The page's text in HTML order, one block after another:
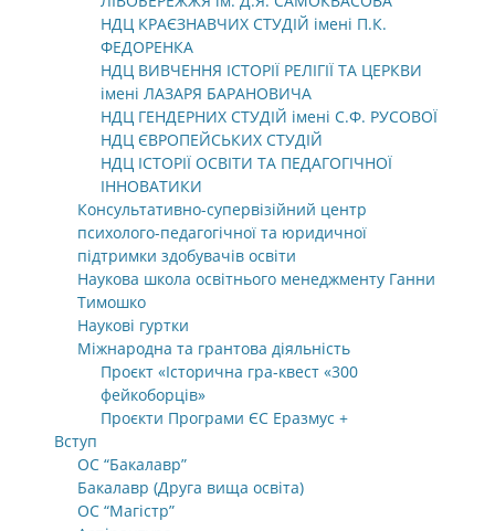
НДЦ КРАЄЗНАВЧИХ СТУДІЙ імені П.К.
ФЕДОРЕНКА
НДЦ ВИВЧЕННЯ ІСТОРІЇ РЕЛІГІЇ ТА ЦЕРКВИ
імені ЛАЗАРЯ БАРАНОВИЧА
НДЦ ГЕНДЕРНИХ СТУДІЙ імені С.Ф. РУСОВОЇ
НДЦ ЄВРОПЕЙСЬКИХ СТУДІЙ
НДЦ ІСТОРІЇ ОСВІТИ ТА ПЕДАГОГІЧНОЇ
ІННОВАТИКИ
Консультативно-супервізійний центр
психолого-педагогічної та юридичної
підтримки здобувачів освіти
Наукова школа освітнього менеджменту Ганни
Тимошко
Наукові гуртки
Міжнародна та грантова діяльність
Проєкт «Історична гра-квест «300
фейкоборців»
Проєкти Програми ЄС Еразмус +
Вступ
ОС “Бакалавр”
Бакалавр (Друга вища освіта)
ОС “Магістр”